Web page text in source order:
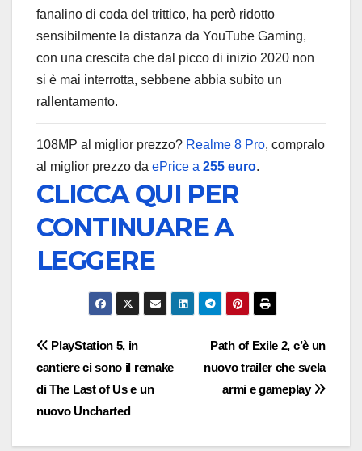
fanalino di coda del trittico, ha però ridotto
sensibilmente la distanza da YouTube Gaming,
con una crescita che dal picco di inizio 2020 non
si è mai interrotta, sebbene abbia subito un
rallentamento.
108MP al miglior prezzo? Realme 8 Pro, compralo
al miglior prezzo da ePrice a 255 euro.
CLICCA QUI PER
CONTINUARE A
LEGGERE
Navigazione
articoli
Path of Exile 2, c’è un
nuovo trailer che svela
armi e gameplay
PlayStation 5, in
cantiere ci sono il remake
di The Last of Us e un
nuovo Uncharted